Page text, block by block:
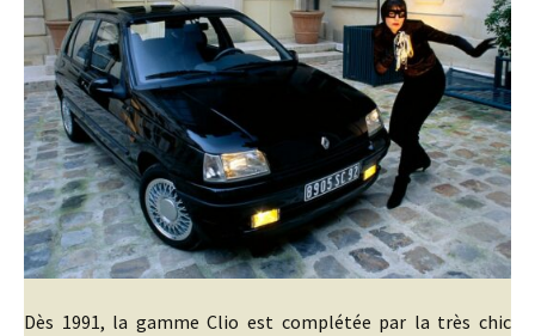
Dès 1991, la gamme Clio est complétée par la très chic